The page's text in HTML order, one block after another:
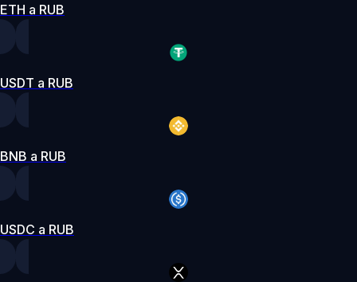
ETH a RUB
USDT a RUB
BNB a RUB
USDC a RUB